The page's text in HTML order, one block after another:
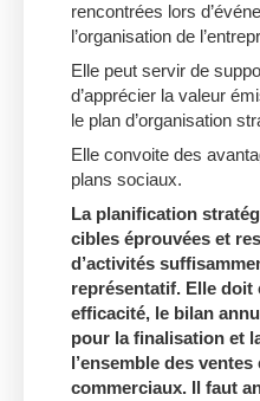
rencontrées lors
l’organisation de
Elle peut servir de
d’apprécier la valeur
le plan d’organisation
Elle convoite des
plans sociaux.
La planification
cibles éprouvées et
d’activités
représentatif. Elle doit
efficacité, le bilan
pour la finalisation et
l’ensemble des
commerciaux. Il faut